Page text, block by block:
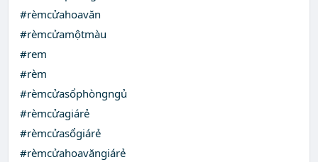
#rèmcửahoavăn
#rèmcửamộtmàu
#rem
#rèm
#rèmcửasổphòngngủ
#rèmcửagiárẻ
#rèmcửasổgiárẻ
#rèmcửahoavăngiárẻ